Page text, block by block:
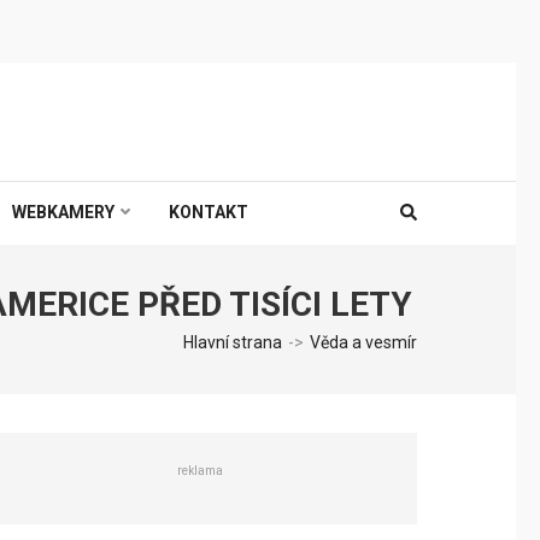
WEBKAMERY KONTAKT
PŘED TISÍCI LETY
Hlavní strana -> Věda a vesmír
reklama